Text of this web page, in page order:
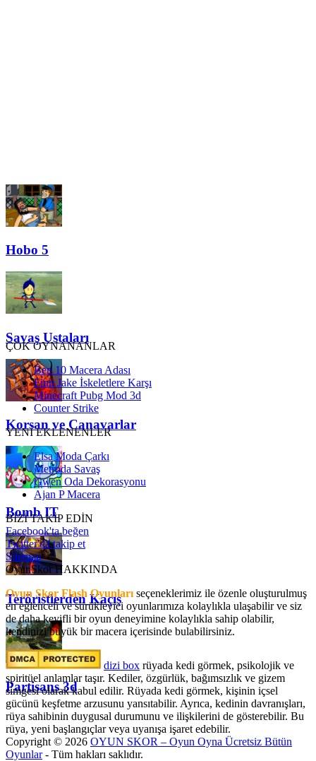
Hobo 5
Savaş Ustaları
Korsan ve Canavarlar
Bomb IT
Teröristlerden Kaçış
Partisans 3d
ÇOK OYNANANLAR
Ben 10 Macera Adası
Finn Jake İskeletlere Karşı
Minecraft Pubg Mod 3d
Counter Strike
YENİ EKLENENLER
Elsa Moda Çarkı
Metroda Savaş
Gwen Oda Dekorasyonu
Ajan P Macera
BİZİ TAKİP EDİN
Facebook'ta beğen
Twitter'da takip et
Sitemap
OyunSkor HAKKINDA
Oyun Skor Flash Oyunları seçeneklerimiz ile özenle oluşturulmuş
en eğlenceli ve sürükleyici oyunlarımıza kolaylıkla ulaşabilir ve siz
de daha keyifli bir oyun deneyimine kolaylıkla sahip olabilir,
kendinizi büyük bir macera içerisinde bulabilirsiniz.
dizi box rüyada kedi görmek​, psikolojik ve
spiritüel anlamlar taşır. Kediler, özgürlük, bağımsızlık ve gizem
simgesi olarak kabul edilir. Rüyada kedi görmek, kişinin içsel
gücünü keşfetme arzusunu yansıtabilir. Ayrıca, kedinin davranışları,
rüya sahibinin duygusal durumunu ve ilişkilerini de gösterebilir. Bu
rüya, yeni başlangıçlar veya uyanışa işaret edebilir.
Copyright © 2026 OYUN SKOR – Oyun Oyna Ücretsiz Bütün
Oyunlar- Tüm hakları saklıdır.